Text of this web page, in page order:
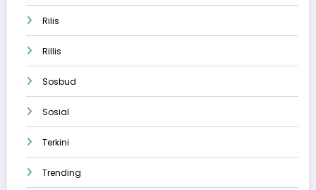
Rilis
Rillis
Sosbud
Sosial
Terkini
Trending